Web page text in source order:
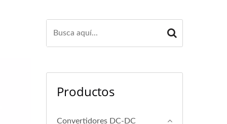
Productos
Convertidores DC-DC